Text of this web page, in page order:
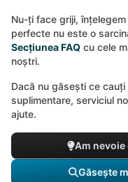
Nu-ți face griji,
perfecte nu este o
Secțiunea FAQ cu cele
noștri.
Dacă nu găsești ce
suplimentare, serviciul
ajute.
Am nevoie
Găsește